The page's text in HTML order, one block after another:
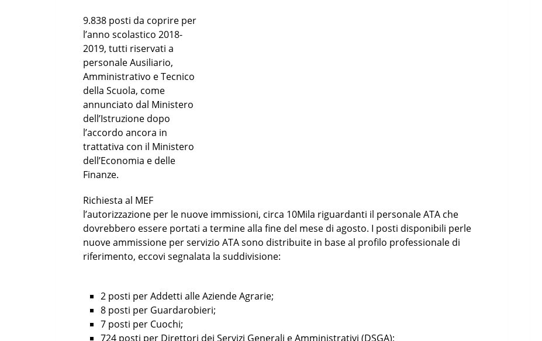
9.838 posti da coprire per
l’anno scolastico 2018-
2019, tutti riservati a
personale Ausiliario,
Amministrativo e Tecnico
della Scuola, come
annunciato dal Ministero
dell’Istruzione dopo
l’accordo ancora in
trattativa con il Ministero
dell’Economia e delle
Finanze.
Richiesta al MEF
l’autorizzazione per le nuove immissioni, circa 10Mila riguardanti il personale ATA che
dovrebbero essere portati a termine alla fine del mese di agosto. I posti disponibili perle
nuove ammissione per servizio ATA sono distribuite in base al profilo professionale di
riferimento, eccovi segnalata la suddivisione:
2 posti per Addetti alle Aziende Agrarie;
8 posti per Guardarobieri;
7 posti per Cuochi;
724 posti per Direttori dei Servizi Generali e Amministrativi (DSGA);